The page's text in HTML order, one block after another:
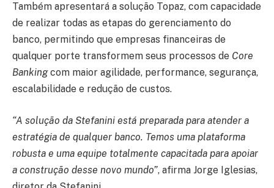
Também apresentará a solução Topaz, com capacidade
de realizar todas as etapas do gerenciamento do
banco, permitindo que empresas financeiras de
qualquer porte transformem seus processos de Core
Bankingcom maior agilidade, performance, segurança,
escalabilidade e redução de custos.
“A solução da Stefanini está preparada para atender a
estratégia de qualquer banco. Temos uma plataforma
robusta e uma equipe totalmente capacitada para apoiar
a construção desse novo mundo”, afirma Jorge Iglesias,